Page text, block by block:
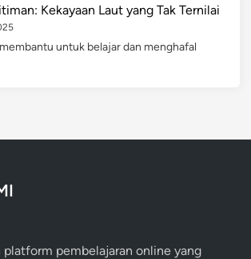
Kekayaan Laut yang Tak Ternilai
untuk belajar dan menghafal
platform pembelajaran online yang